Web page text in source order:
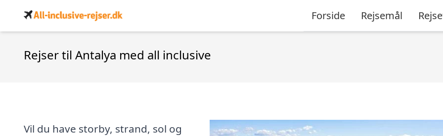
Forside Rejsemål
Rejser til Antalya med all inclusive
Vil du have storby, strand, sol og